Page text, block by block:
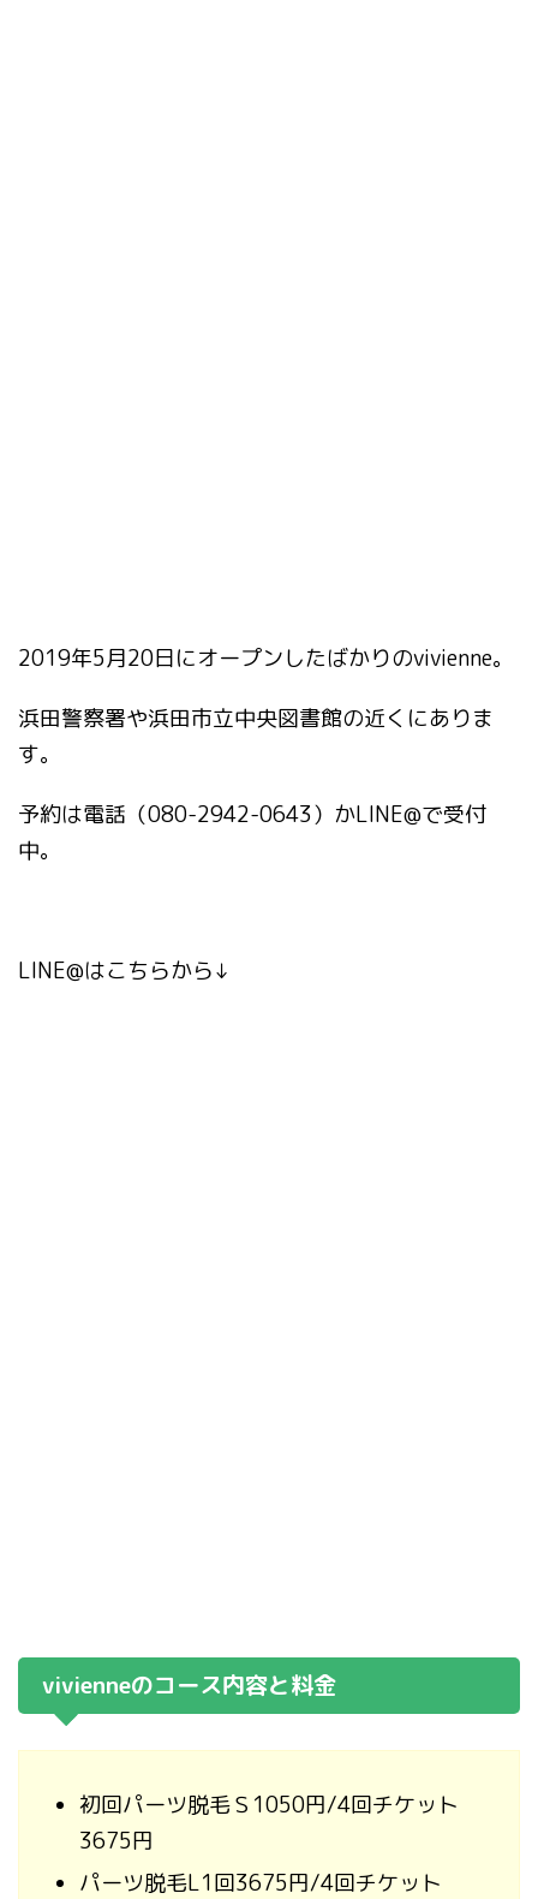
2019年5月20日にオープンしたばかりのvivienne。
浜田警察署や浜田市立中央図書館の近くにありま
す。
予約は電話（080-2942-0643）かLINE@で受付
中。
LINE@はこちらから↓
vivienneのコース内容と料金
初回パーツ脱毛Ｓ1050円/4回チケット
3675円
パーツ脱毛L1回3675円/4回チケット